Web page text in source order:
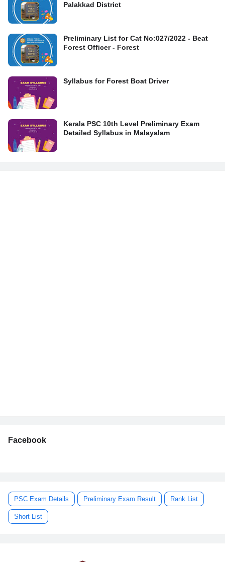
Palakkad District
Preliminary List for Cat No:027/2022 - Beat
Forest Officer - Forest
Syllabus for Forest Boat Driver
Kerala PSC 10th Level Preliminary Exam
Detailed Syllabus in Malayalam
Facebook
PSC Exam Details Preliminary Exam Result Rank List
Short List